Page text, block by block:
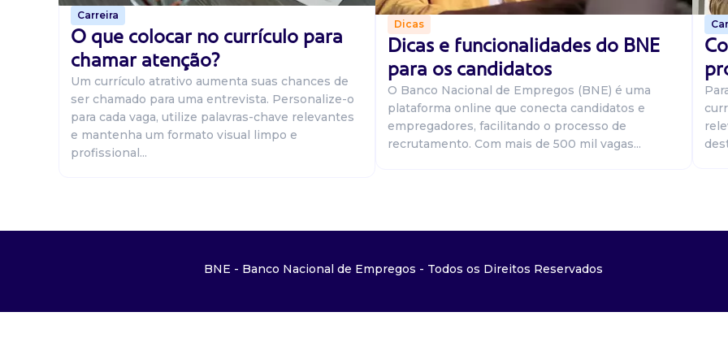
Carreira
O que colocar no currículo para
chamar atenção?
Um currículo atrativo aumenta suas chances de
ser chamado para uma entrevista. Personalize-o
para cada vaga, utilize palavras-chave relevantes
e mantenha um formato visual limpo e
profissional...
Dicas
Dicas e funcionalidades do BNE
para os candidatos
O Banco Nacional de Empregos (BNE) é uma
plataforma online que conecta candidatos e
empregadores, facilitando o processo de
recrutamento. Com mais de 500 mil vagas...
BNE - Banco Nacional de Empregos - Todos os Direitos Reservados